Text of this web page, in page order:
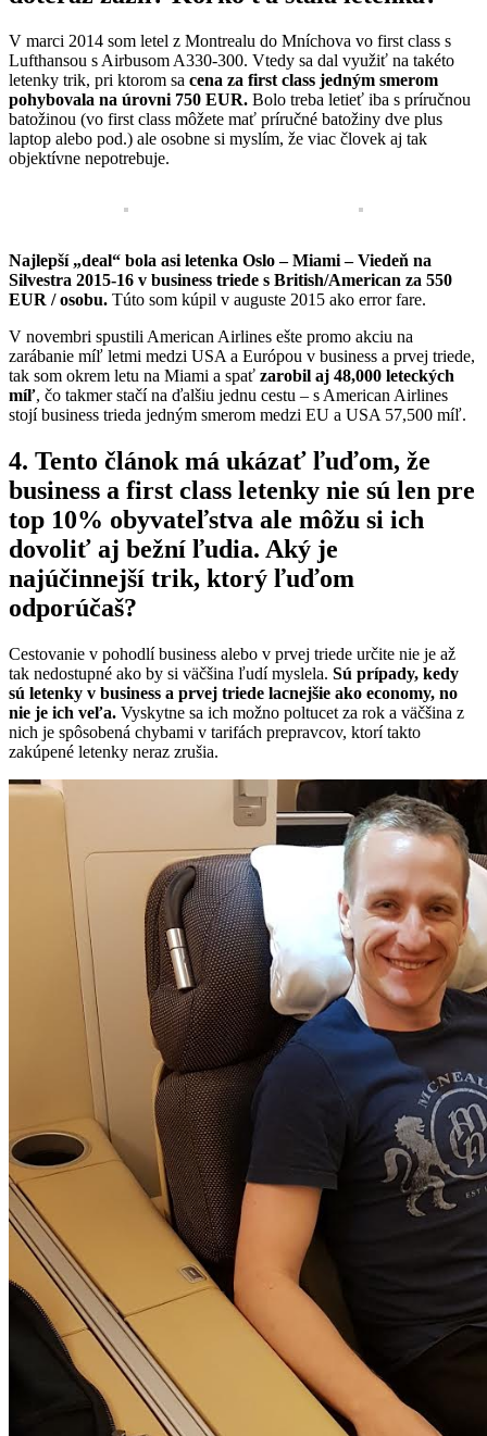
V marci 2014 som letel z Montrealu do Mníchova vo first class s
Lufthansou s Airbusom A330-300. Vtedy sa dal využiť na takéto
letenky trik, pri ktorom sa cena za first class jedným smerom
pohybovala na úrovni 750 EUR. Bolo treba letieť iba s príručnou
batožinou (vo first class môžete mať príručné batožiny dve plus
laptop alebo pod.) ale osobne si myslím, že viac človek aj tak
objektívne nepotrebuje.
Najlepší „deal“ bola asi letenka Oslo – Miami – Viedeň na
Silvestra 2015-16 v business triede s British/American za 550
EUR / osobu. Túto som kúpil v auguste 2015 ako error fare.
V novembri spustili American Airlines ešte promo akciu na
zarábanie míľ letmi medzi USA a Európou v business a prvej triede,
tak som okrem letu na Miami a spať zarobil aj 48,000 leteckých
míľ, čo takmer stačí na ďalšiu jednu cestu – s American Airlines
stojí business trieda jedným smerom medzi EU a USA 57,500 míľ.
4. Tento článok má ukázať ľuďom, že
business a first class letenky nie sú len pre
top 10% obyvateľstva ale môžu si ich
dovoliť aj bežní ľudia. Aký je
najúčinnejší trik, ktorý ľuďom
odporúčaš?
Cestovanie v pohodlí business alebo v prvej triede určite nie je až
tak nedostupné ako by si väčšina ľudí myslela. Sú prípady, kedy
sú letenky v business a prvej triede lacnejšie ako economy, no
nie je ich veľa. Vyskytne sa ich možno poltucet za rok a väčšina z
nich je spôsobená chybami v tarifách prepravcov, ktorí takto
zakúpené letenky neraz zrušia.